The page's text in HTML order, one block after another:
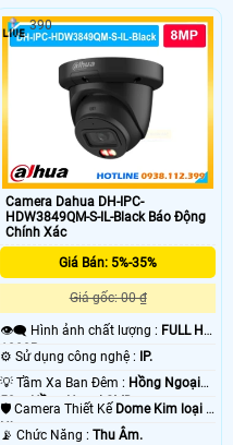
Camera Dahua DH-IPC-
HDW3849QM-S-IL-Black Báo Động
Chính Xác
Giá Bán: 5%-35%
Giá gốc: 00 ₫
👁️‍🗨 Hình ảnh chất lượng : FULL HD
1080P .
⚙ Sử dụng công nghệ :
IP.
💡 Tầm Xa Ban Đêm : Hồng Ngoại
50m Hồng Ngoại SMD.
🛡 Camera Thiết Kế Dome Kim loại +
Nhựa.
️📡 Chức Năng :Thu Âm.
390